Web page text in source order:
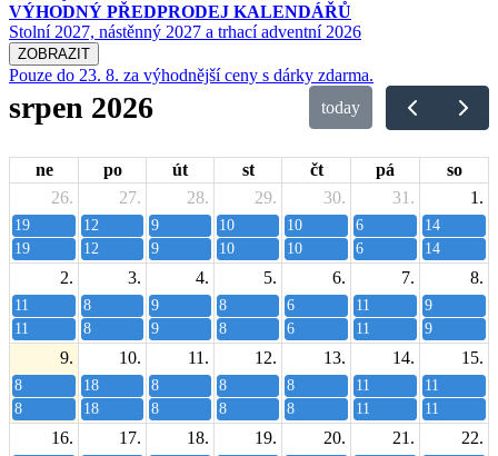
VÝHODNÝ PŘEDPRODEJ KALENDÁŘŮ
Stolní 2027, nástěnný 2027 a trhací adventní 2026
ZOBRAZIT
Pouze do 23. 8. za výhodnější ceny s dárky zdarma.
srpen 2026 today
ne po út st čt pá
so
26.
19
19
27.
12
12
28.
9
9
29.
10
10
30.
10
10
31.
6
6
1.
14
14
2.
11
11
3.
8
8
4.
9
9
5.
8
8
6.
6
6
7.
11
11
8.
9
9
9.
8
8
10.
18
18
11.
8
8
12.
8
8
13.
8
8
14.
11
11
15.
11
11
16. 17. 18. 19. 20. 21. 22.